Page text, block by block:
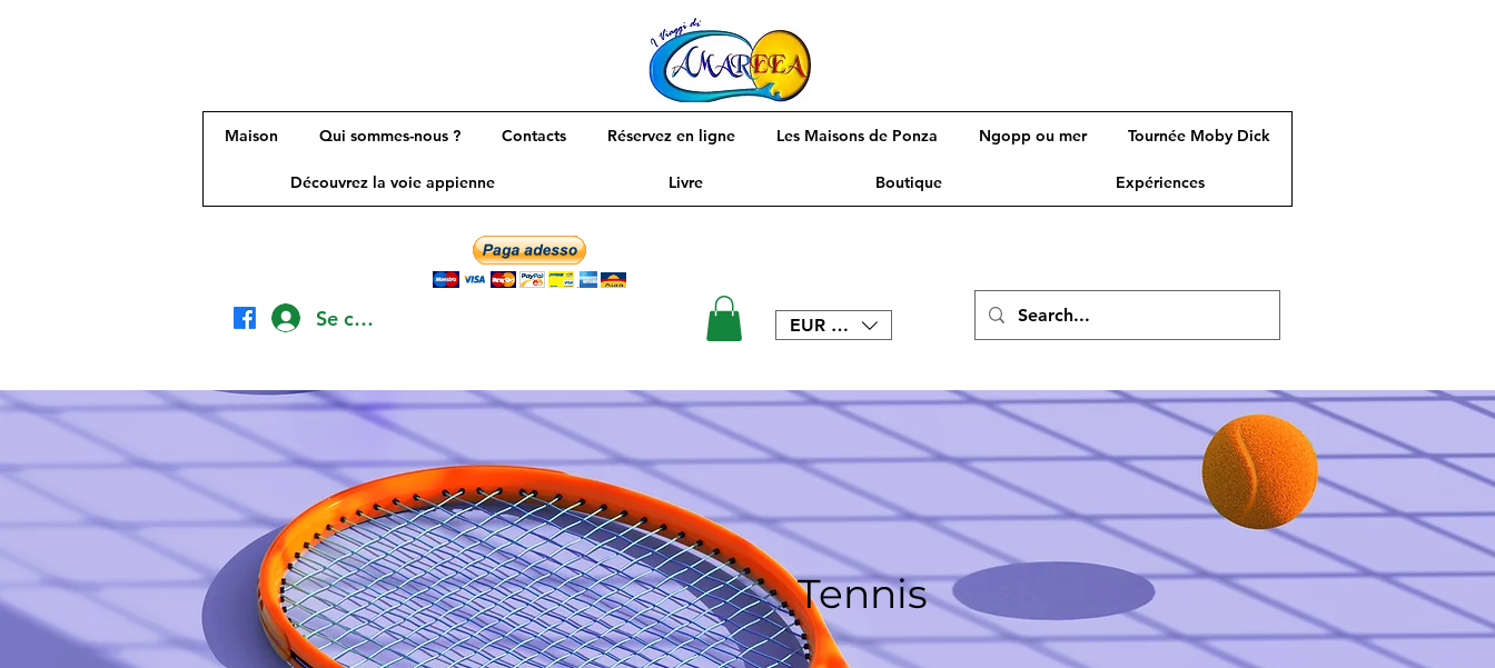
Maison Qui sommes-nous ? Contacts Réservez en ligne Les Maisons de Ponza Ngopp ou mer Tournée Moby Dick
Découvrez la voie appienne Livre Boutique Expériences
EUR (€)
Se connecter
Tennis